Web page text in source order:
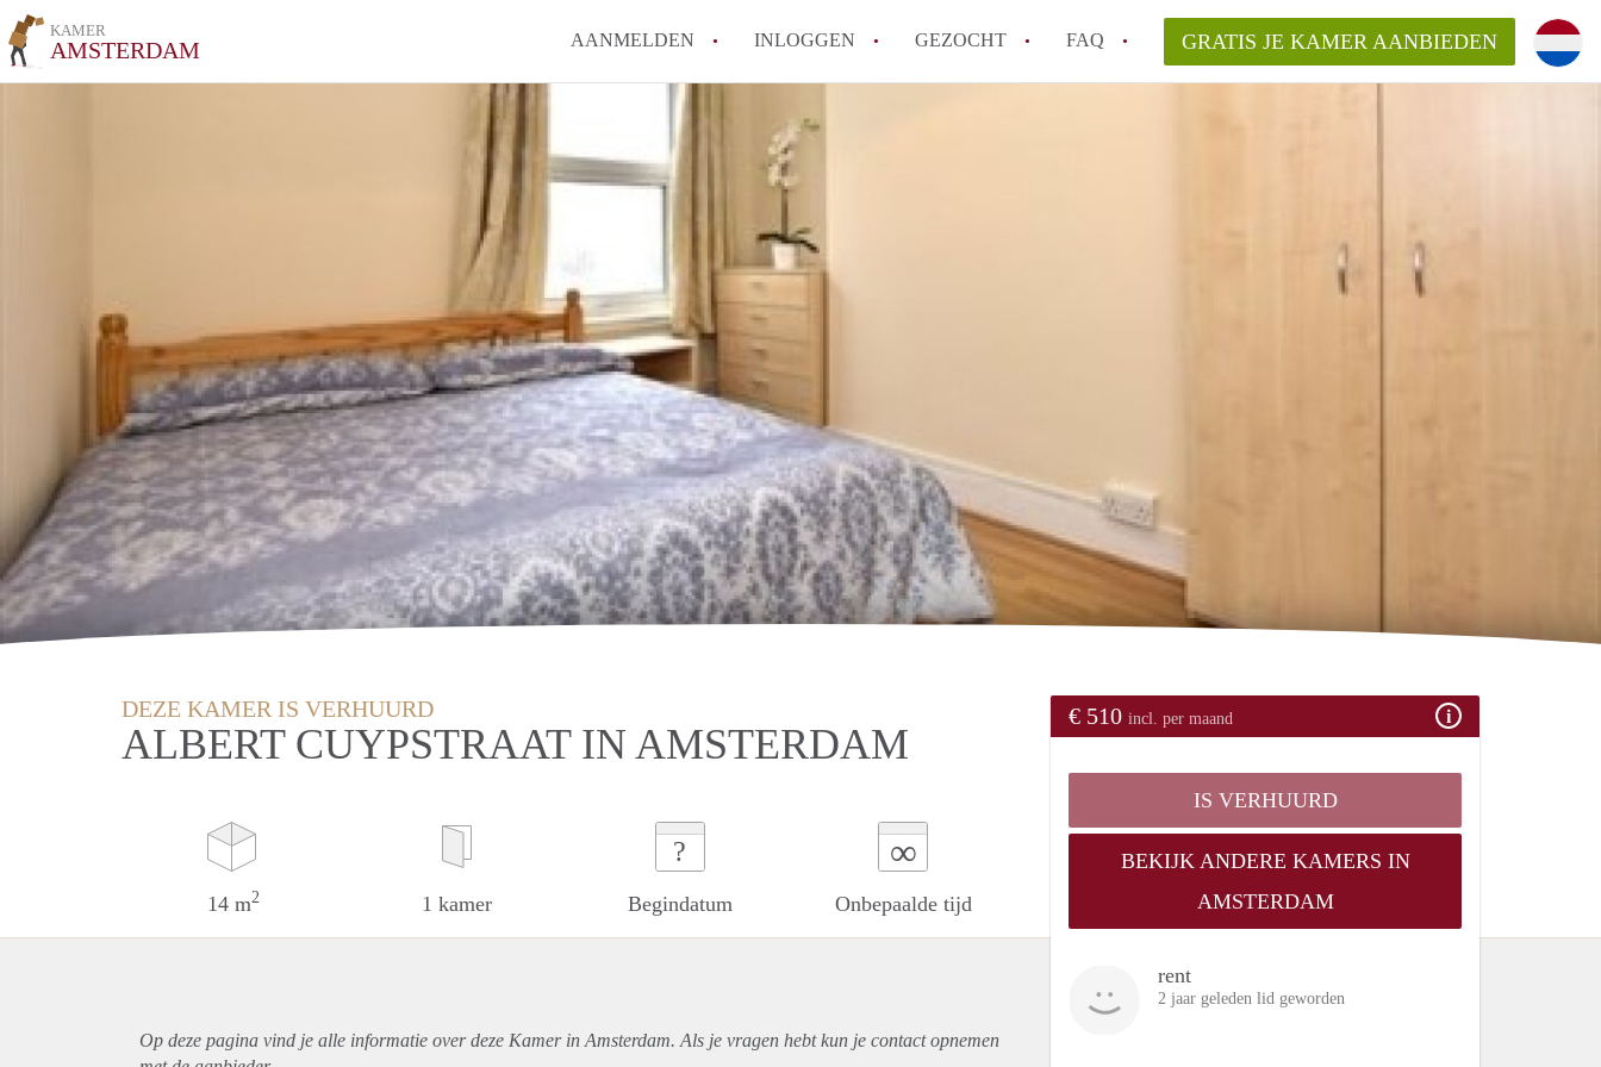
KAMER
AMSTERDAM AANMELDEN INLOGGEN GEZOCHT FAQ GRATIS JE KAMER AANBIEDEN
DEZE KAMER IS VERHUURD
ALBERT CUYPSTRAAT IN AMSTERDAM
14 m2 1 kamer
?
Begindatum
∞
Onbepaalde tijd
€ 510 incl. per maand
IS VERHUURD
BEKIJK ANDERE KAMERS IN
AMSTERDAM
rent
2 jaar geleden lid geworden
Op deze pagina vind je alle informatie over deze Kamer in Amsterdam. Als je vragen hebt kun je contact opnemen